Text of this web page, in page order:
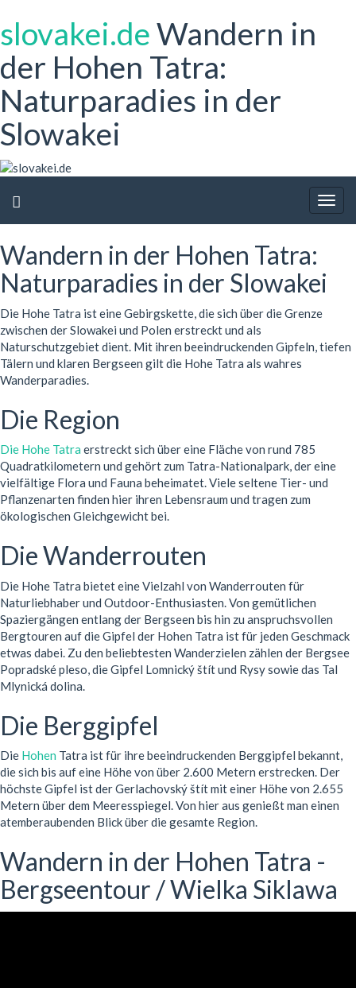
slovakei.deWandern in
der Hohen Tatra:
Naturparadies in der
Slowakei
Wandern in der Hohen Tatra:
Naturparadies in der Slowakei
Die Hohe Tatra ist eine Gebirgskette, die sich über die Grenze
zwischen der Slowakei und Polen erstreckt und als
Naturschutzgebiet dient. Mit ihren beeindruckenden Gipfeln, tiefen
Tälern und klaren Bergseen gilt die Hohe Tatra als wahres
Wanderparadies.
Die Region
Die Hohe Tatra erstreckt sich über eine Fläche von rund 785
Quadratkilometern und gehört zum Tatra-Nationalpark, der eine
vielfältige Flora und Fauna beheimatet. Viele seltene Tier- und
Pflanzenarten finden hier ihren Lebensraum und tragen zum
ökologischen Gleichgewicht bei.
Die Wanderrouten
Die Hohe Tatra bietet eine Vielzahl von Wanderrouten für
Naturliebhaber und Outdoor-Enthusiasten. Von gemütlichen
Spaziergängen entlang der Bergseen bis hin zu anspruchsvollen
Bergtouren auf die Gipfel der Hohen Tatra ist für jeden Geschmack
etwas dabei. Zu den beliebtesten Wanderzielen zählen der Bergsee
Popradské pleso, die Gipfel Lomnický štít und Rysy sowie das Tal
Mlynická dolina.
Die Berggipfel
Die Hohen Tatra ist für ihre beeindruckenden Berggipfel bekannt,
die sich bis auf eine Höhe von über 2.600 Metern erstrecken. Der
höchste Gipfel ist der Gerlachovský štít mit einer Höhe von 2.655
Metern über dem Meeresspiegel. Von hier aus genießt man einen
atemberaubenden Blick über die gesamte Region.
Wandern in der Hohen Tatra -
Bergseentour / Wielka Siklawa